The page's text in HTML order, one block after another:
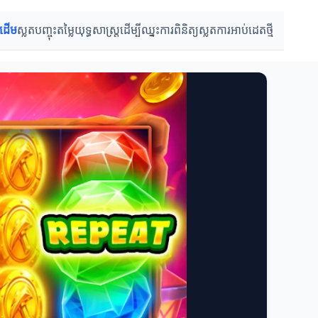
ើមស្លតបញ្ចុះតម្លៃយុទ្ធសាស្ត្រដើម្បីឈ្នះការពិនិត្យស្លតការអាប់ដេតថ្មី